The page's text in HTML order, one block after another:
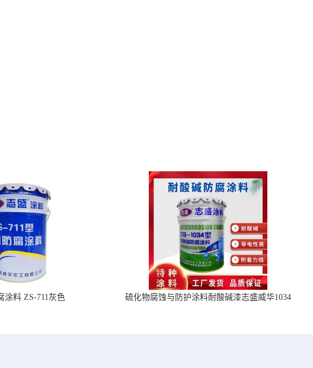
涂料 ZS-711灰色 硫化物腐蚀与防护涂料耐酸碱漆志盛威华1034